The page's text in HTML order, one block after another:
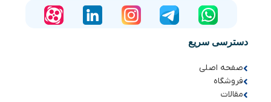
دسترسی سریع
صفحه اصلی
فروشگاه
مقالات